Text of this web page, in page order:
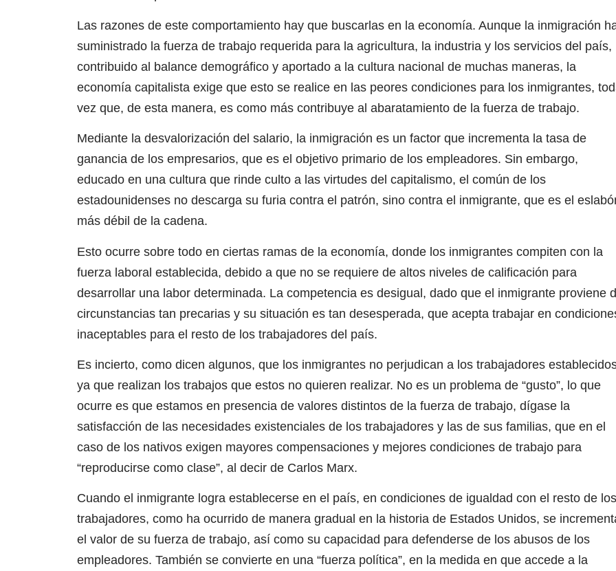
Las razones de este comportamiento hay que buscarlas en la economía. Aunque la inmigración
suministrado la fuerza de trabajo requerida para la agricultura, la industria y los servicios del país,
contribuido al balance demográfico y aportado a la cultura nacional de muchas maneras, la
economía capitalista exige que esto se realice en las peores condiciones para los inmigrantes,
vez que, de esta manera, es como más contribuye al abaratamiento de la fuerza de trabajo.
Mediante la desvalorización del salario, la inmigración es un factor que incrementa la tasa de
ganancia de los empresarios, que es el objetivo primario de los empleadores. Sin embargo,
educado en una cultura que rinde culto a las virtudes del capitalismo, el común de los
estadounidenses no descarga su furia contra el patrón, sino contra el inmigrante, que es el
más débil de la cadena.
Esto ocurre sobre todo en ciertas ramas de la economía, donde los inmigrantes compiten con la
fuerza laboral establecida, debido a que no se requiere de altos niveles de calificación para
desarrollar una labor determinada. La competencia es desigual, dado que el inmigrante proviene
circunstancias tan precarias y su situación es tan desesperada, que acepta trabajar en
inaceptables para el resto de los trabajadores del país.
Es incierto, como dicen algunos, que los inmigrantes no perjudican a los trabajadores
ya que realizan los trabajos que estos no quieren realizar. No es un problema de “gusto”, lo que
ocurre es que estamos en presencia de valores distintos de la fuerza de trabajo, dígase la
satisfacción de las necesidades existenciales de los trabajadores y las de sus familias, que en el
caso de los nativos exigen mayores compensaciones y mejores condiciones de trabajo para
“reproducirse como clase”, al decir de Carlos Marx.
Cuando el inmigrante logra establecerse en el país, en condiciones de igualdad con el resto de los
trabajadores, como ha ocurrido de manera gradual en la historia de Estados Unidos, se
el valor de su fuerza de trabajo, así como su capacidad para defenderse de los abusos de los
empleadores. También se convierte en una “fuerza política”, en la medida en que accede a la